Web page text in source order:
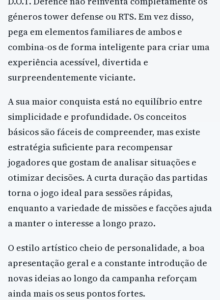
géneros tower defense ou RTS. Em vez disso,
pega em elementos familiares de ambos e
combina-os de forma inteligente para criar uma
experiência acessível, divertida e
surpreendentemente viciante.
A sua maior conquista está no equilíbrio entre
simplicidade e profundidade. Os conceitos
básicos são fáceis de compreender, mas existe
estratégia suficiente para recompensar
jogadores que gostam de analisar situações e
otimizar decisões. A curta duração das partidas
torna o jogo ideal para sessões rápidas,
enquanto a variedade de missões e facções ajuda
a manter o interesse a longo prazo.
O estilo artístico cheio de personalidade, a boa
apresentação geral e a constante introdução de
novas ideias ao longo da campanha reforçam
ainda mais os seus pontos fortes.